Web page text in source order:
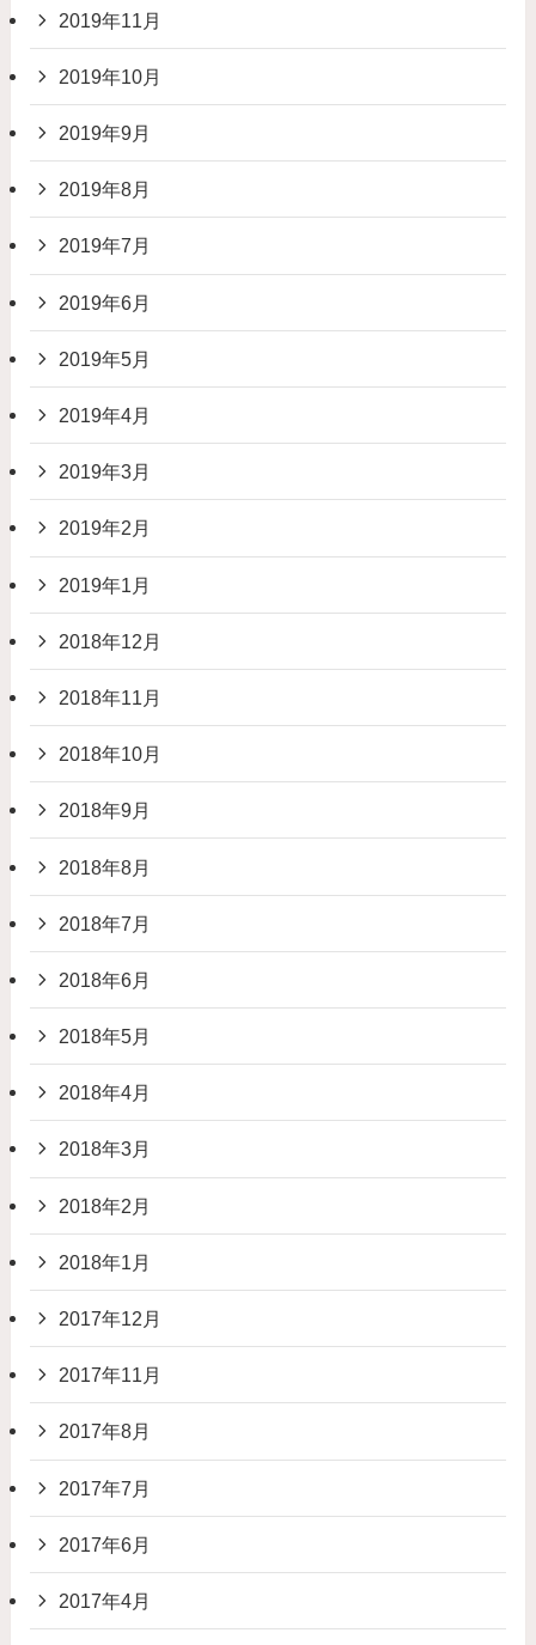
2019年11月
2019年10月
2019年9月
2019年8月
2019年7月
2019年6月
2019年5月
2019年4月
2019年3月
2019年2月
2019年1月
2018年12月
2018年11月
2018年10月
2018年9月
2018年8月
2018年7月
2018年6月
2018年5月
2018年4月
2018年3月
2018年2月
2018年1月
2017年12月
2017年11月
2017年8月
2017年7月
2017年6月
2017年4月